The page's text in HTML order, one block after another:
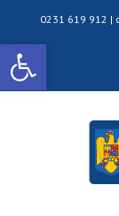
Deschide bara de unelte
0231 619 912 |